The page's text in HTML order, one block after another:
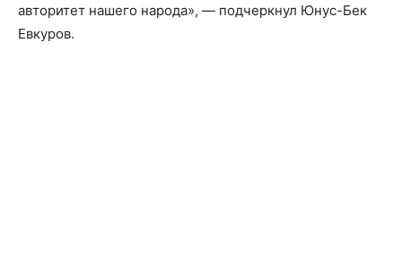
авторитет нашего народа», — подчеркнул Юнус-Бек
Евкуров.